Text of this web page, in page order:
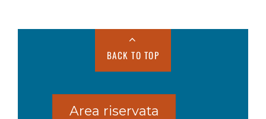
BACK TO TOP
Area riservata